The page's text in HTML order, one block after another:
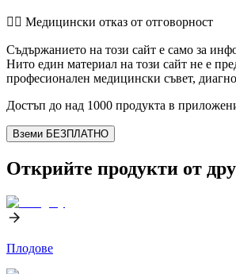
👨‍⚕️️ Медицински отказ от отговорност
Съдържанието на този сайт е само за
Нито един материал на този сайт не е
професионален медицински съвет,
Достъп до над 1000 продукта в
Вземи БЕЗПЛАТНО
Открийте продукти от
Плодове